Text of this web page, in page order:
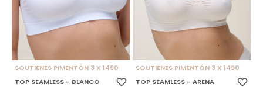
SOUTIENES PIMENTÓN 3 X 1490
TOP SEAMLESS - BLANCO
SOUTIENES PIMENTÓN 3 X 1490
TOP SEAMLESS - ARENA